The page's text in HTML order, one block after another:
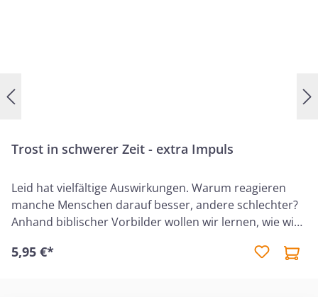
Trost in schwerer Zeit - extra Impuls
Leid hat vielfältige Auswirkungen. Warum reagieren
manche Menschen darauf besser, andere schlechter?
Anhand biblischer Vorbilder wollen wir lernen, wie wir
können. Und wir betrachten das größte Beispiel für
5,95 €*